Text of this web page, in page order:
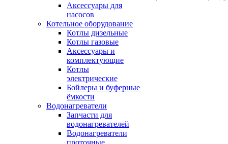
Аксессуары для
насосов
Котельное оборудование
Котлы дизельные
Котлы газовые
Аксессуары и
комплектующие
Котлы
электрические
Бойлеры и буферные
ёмкости
Водонагреватели
Запчасти для
водонагревателей
Водонагреватели
проточные